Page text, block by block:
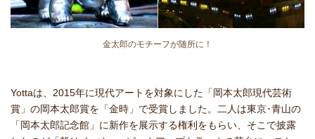
金太郎のモチーフが随所に！
Yottaは、2015年に現代アートを対象にした「岡本太郎現代芸術
賞」の岡本太郎賞を「金時」で受賞しました。二人は東京･青山の
「岡本太郎記念館」に新作を展示する権利をもらい、そこで披露